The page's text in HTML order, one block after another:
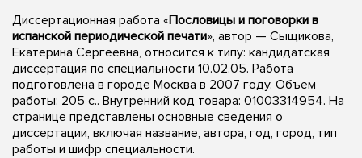
Диссертационная работа «Пословицы и поговорки в
испанской периодической печати», автор — Сыщикова,
Екатерина Сергеевна, относится к типу: кандидатская
диссертация по специальности 10.02.05. Работа
подготовлена в городе Москва в 2007 году. Объем
работы: 205 с.. Внутренний код товара: 01003314954. На
странице представлены основные сведения о
диссертации, включая название, автора, год, город, тип
работы и шифр специальности.